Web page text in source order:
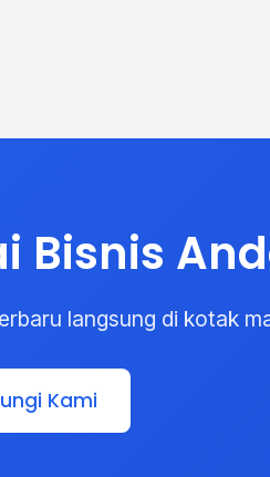
Bisnis
langsung di kotak
Kami